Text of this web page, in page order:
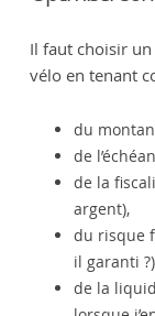
Il faut choisir
vélo en tenant
du
de
de la
argent),
du risque
il garanti
de la